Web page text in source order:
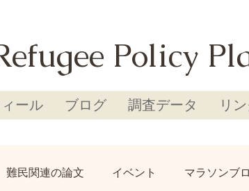
Policy
ール ブログ 調査データ リ
難民関連の論文 イベント マラソンブ